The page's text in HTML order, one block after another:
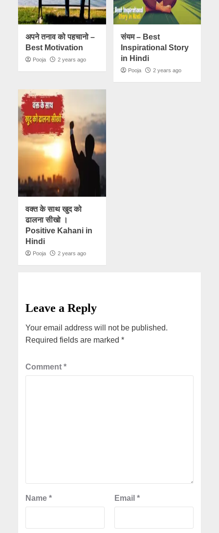
अपने तनाव को पहचानो –
Best Motivation
Pooja 2 years ago
संयम – Best
Inspirational Story
in Hindi
Pooja 2 years ago
वक्त के साथ खुद को
ढालना सीखो ।
Positive Kahani in
Hindi
Pooja 2 years ago
Leave a Reply
Your email address will not be published.
Required fields are marked*
Comment*
Name* Email *